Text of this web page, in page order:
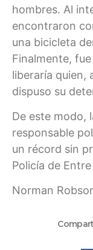
hombres. Al
encontraron
una bicicleta
Finalmente,
liberaría quien,
dispuso su
De este modo,
responsable
un récord sin
Policía de Entre
Norman